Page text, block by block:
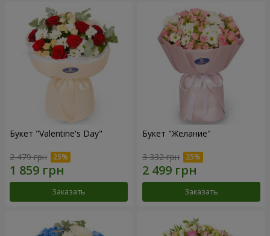
Букет "Valentine's Day"
2 479 грн
Заказать
Букет "Желание"
3 332 грн
Заказать